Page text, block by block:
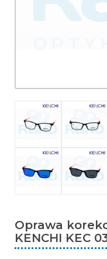
Oprawa
KENCHI KEC